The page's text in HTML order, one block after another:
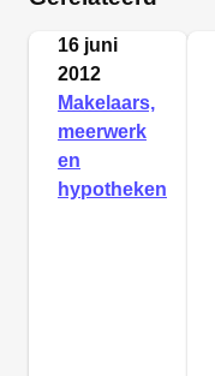
16 juni
2012
Makelaars,
meerwerk
en
hypotheken